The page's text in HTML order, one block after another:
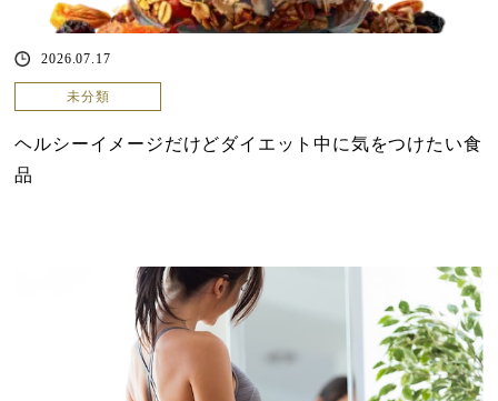
2026.07.17
未分類
ヘルシーイメージだけどダイエット中に気をつけたい食
品